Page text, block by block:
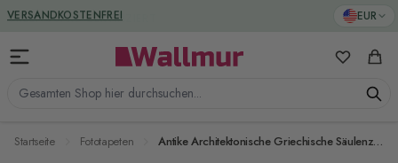
Zum Inhalt springen EUR
Gesamten Shop hier durchsuchen...
Meine
GREENGUARD ZERTIFIZIERT
Startseite Fototapeten Antike Architektonische Griechische Säulenzeichnung Fototapete